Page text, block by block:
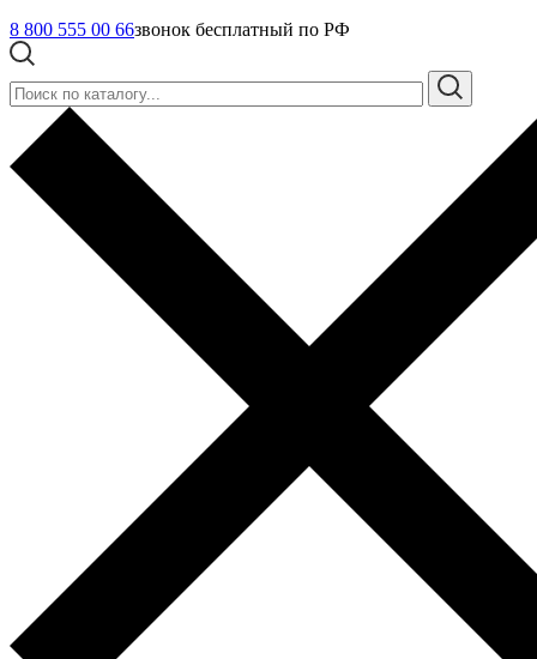
8 800 555 00 66звонок бесплатный по РФ